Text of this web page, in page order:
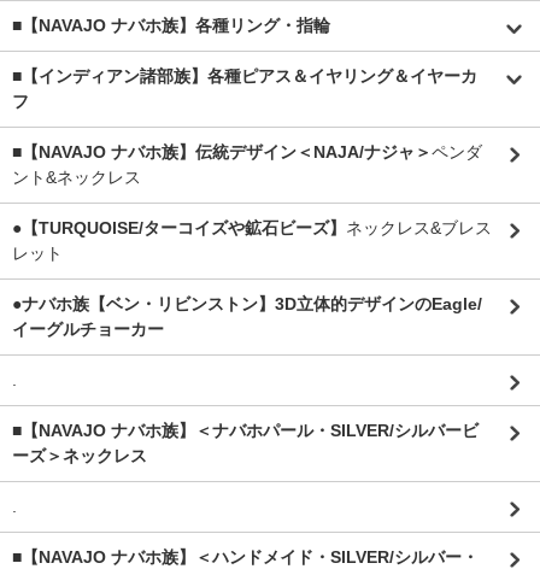
■【NAVAJO ナバホ族】各種リング・指輪
■【インディアン諸部族】各種ピアス＆イヤリング＆イヤーカ
フ
■【NAVAJO ナバホ族】伝統デザイン＜NAJA/ナジャ＞ペンダ
ント&ネックレス
●【TURQUOISE/ターコイズや鉱石ビーズ】 ネックレス&ブレス
レット
●ナバホ族【ベン・リビンストン】3D立体的デザインのEagle/
イーグルチョーカー
.
■【NAVAJO ナバホ族】＜ナバホパール・SILVER/シルバービ
ーズ＞ネックレス
.
■【NAVAJO ナバホ族】＜ハンドメイド・SILVER/シルバー・